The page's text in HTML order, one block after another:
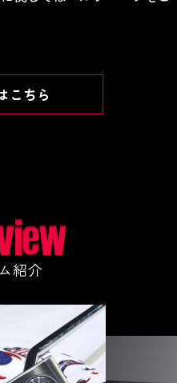
こちら
紹介